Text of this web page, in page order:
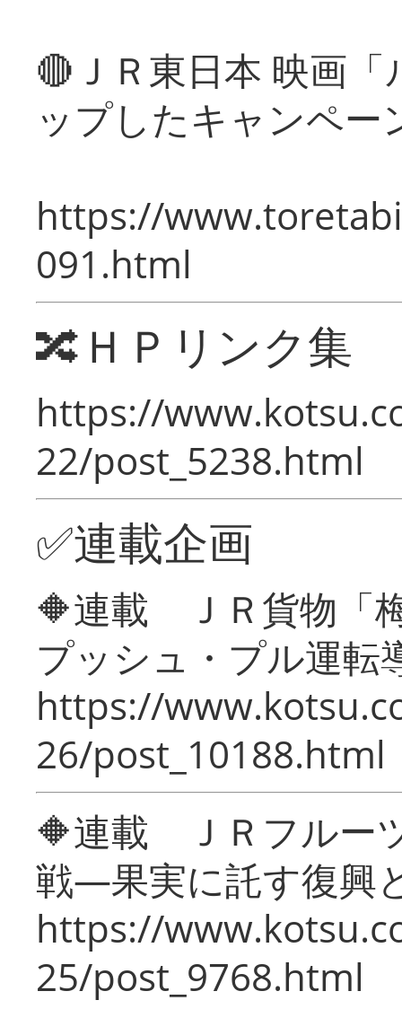
🔴ＪＲ東日本 映画
ップしたキャンペー
https://
091.html
🔀ＨＰリンク集
https://
22/post_5238.html
✅連載企画
🔶連載 ＪＲ貨物「
プッシュ・プル運転
https://
26/post_10188.html
🔶連載 ＪＲフルー
戦―果実に託す復興
https://
25/post_9768.html